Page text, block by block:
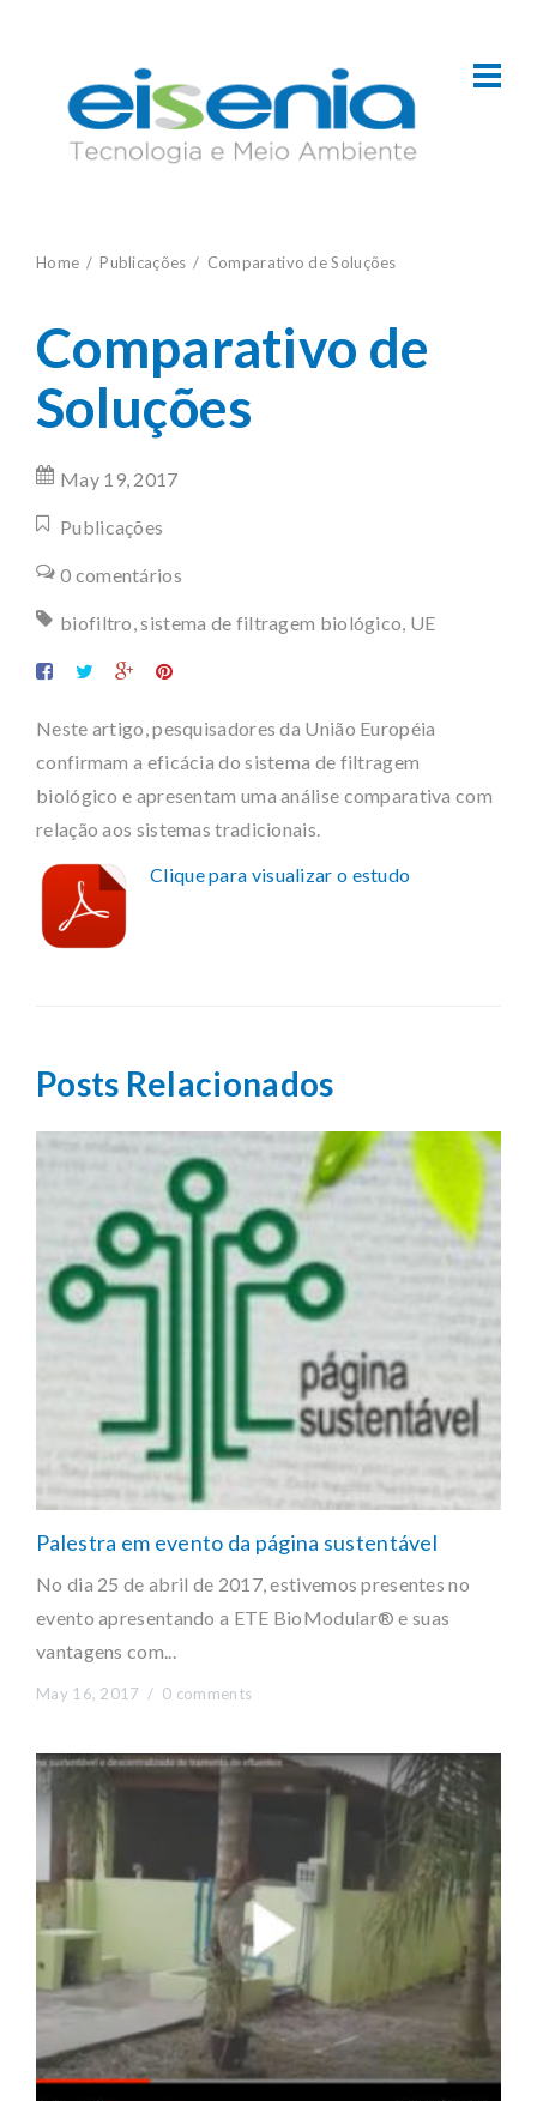
Home Publicações Comparativo de Soluções
Comparativo de
Soluções
May 19, 2017
Publicações
0 comentários
biofiltro ,sistema de filtragem biológico UE
Neste artigo, pesquisadores da União Européia
confirmam a eficácia do sistema de filtragem
biológico e apresentam uma análise comparativa com
relação aos sistemas tradicionais.
Clique para visualizar o estudo
Posts Relacionados
Palestra em evento da página sustentável
No dia 25 de abril de 2017, estivemos presentes no
evento apresentando a ETE BioModular® e suas
vantagens com...
May 16, 2017 / 0 comments